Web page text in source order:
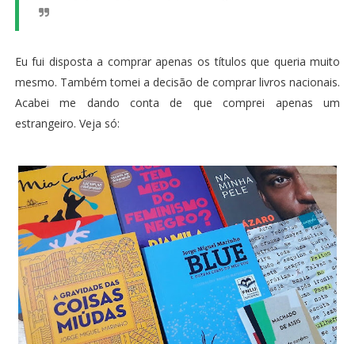
Eu fui disposta a comprar apenas os títulos que queria muito
mesmo. Também tomei a decisão de comprar livros nacionais.
Acabei me dando conta de que comprei apenas um
estrangeiro. Veja só: